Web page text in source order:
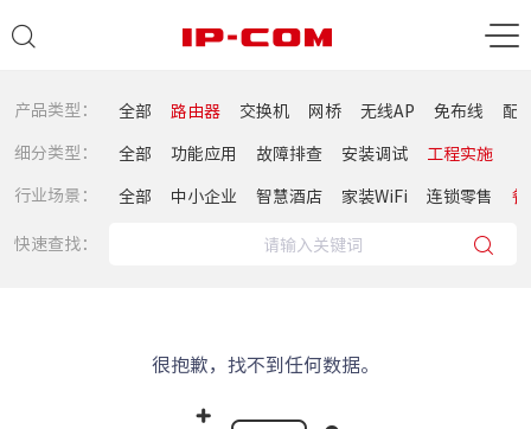
产品类型： 全部 路由器 交换机 网桥 无线AP 免布线
配
细分类型：
全部 功能应用 故障排查 安装调试
工程实施
行业场景：
全部 中小企业 智慧酒店 家装WiFi 连锁零售
快速查找：
很抱歉，找不到任何数据。